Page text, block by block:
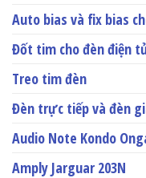
Auto bias và fix bias
Đốt tim cho đèn điện
Treo tim đèn
Đèn trực tiếp và đèn
Audio Note Kondo
Amply Jarguar 203N